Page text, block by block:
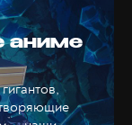
аниме